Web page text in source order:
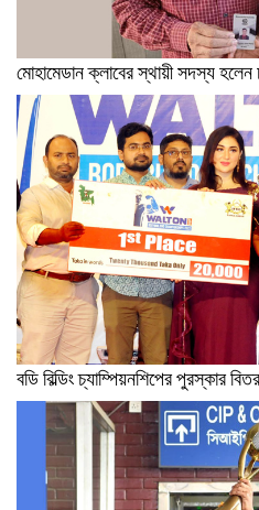
মোহামেডান ক্লাবের স্থায়ী সদস্য
বডি বিল্ডিং চ্যাম্পিয়নশিপের পুরস্কার